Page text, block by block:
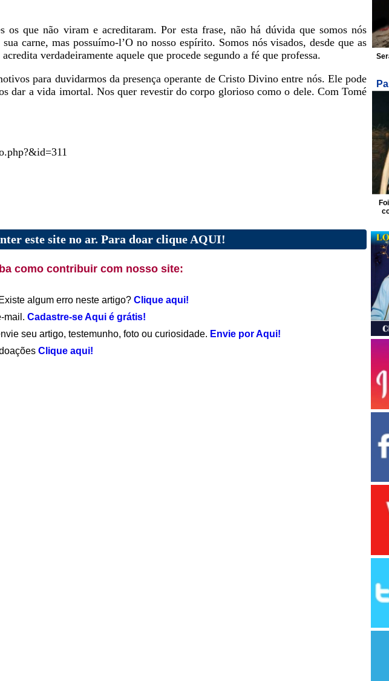
os que não viram e acreditaram. Por esta frase, não há dúvida que somos nós
carne, mas possuímo-l’O no nosso espírito. Somos nós visados, desde que as
verdadeiramente aquele que procede segundo a fé que professa.
para duvidarmos da presença operante de Cristo Divino entre nós. Ele pode
dar a vida imortal. Nos quer revestir do corpo glorioso como o dele. Com Tomé
este site no ar. Para doar clique AQUI!
como contribuir com nosso site:
algum erro neste artigo? Clique aqui!
mail. Cadastre-se Aqui é grátis!
seu artigo, testemunho, foto ou curiosidade. Envie por Aqui!
Clique aqui!